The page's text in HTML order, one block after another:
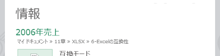
カ
テ
ゴ
リ
事
タ
グ